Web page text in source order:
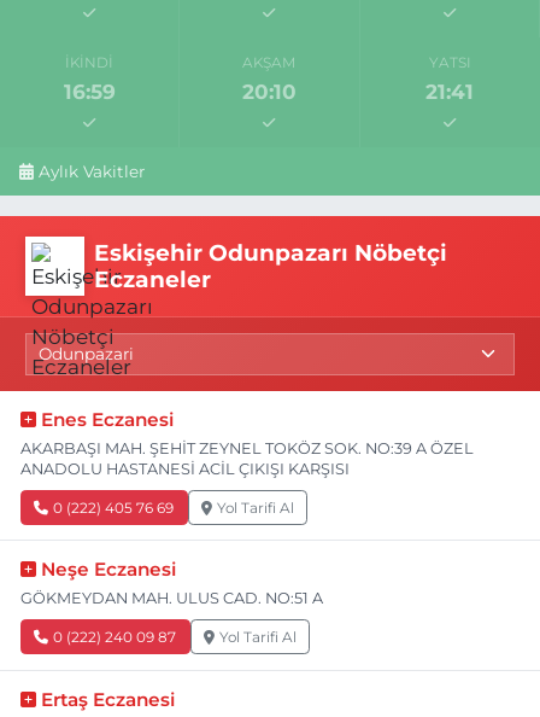
İKINDI
16:59
AKŞAM
20:10
YATSI
21:41
Aylık Vakitler
Eskişehir Odunpazarı Nöbetçi
Eczaneler
Enes Eczanesi
AKARBAŞI MAH. ŞEHİT ZEYNEL TOKÖZ SOK. NO:39 A ÖZEL
ANADOLU HASTANESİ ACİL ÇIKIŞI KARŞISI
0 (222) 405 76 69 Yol Tarifi Al
Neşe Eczanesi
GÖKMEYDAN MAH. ULUS CAD. NO:51 A
0 (222) 240 09 87 Yol Tarifi Al
Ertaş Eczanesi